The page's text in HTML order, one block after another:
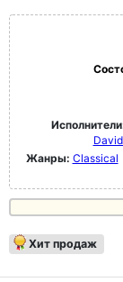
Жанры: Classical
Хит продаж